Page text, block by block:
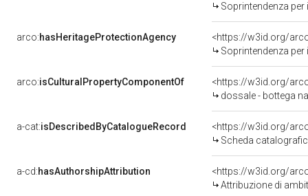
Soprintendenza
arco:hasHeritageProtectionAgency
<https://w3id.org/
Soprintendenza per i Beni Architettonici
arco:isCulturalPropertyComponentOf
<https://w3id.org/
dossale - bottega
a-cat:isDescribedByCatalogueRecord
<https://w3id.org/
Scheda
a-cd:hasAuthorshipAttribution
<https://w3id.org/
Attribuzione di